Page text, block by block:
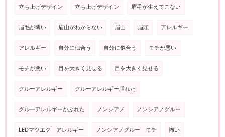
立ち上げデザイン 立ち上げデザイン 眉毛が生えてこない
眉毛が薄い 眉山がわからない 眉山 眉頭 アレルギー
アレルギー 自分に似合う 自分に似合う モチが悪い
モチが悪い 目を大きく見せる 目を大きく見せる
グルーアレルギー グルーアレルギー腫れた
グルーアレルギーかぶれた ノンシアノ ノンシアノグルー
LEDマツエク アレルギー ノンシアノグルー モチ 怖い